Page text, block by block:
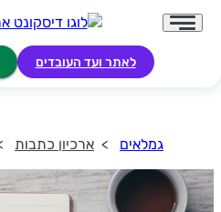
לאתר ועד העובדים
גמלאים ארכיון כתבות